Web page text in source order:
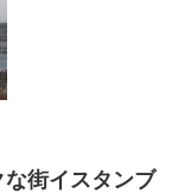
街イスタンブ